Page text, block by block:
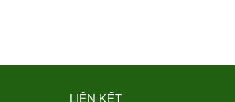
LIÊN KẾT